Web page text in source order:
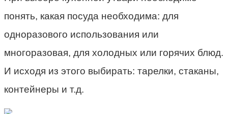
понять, какая посуда необходима: для
одноразового использования или
многоразовая, для холодных или горячих блюд.
И исходя из этого выбирать: тарелки, стаканы,
контейнеры и т.д.